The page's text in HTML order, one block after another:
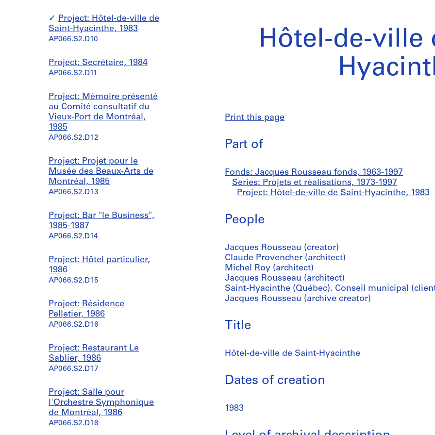
Project: Hôtel-de-ville de
Saint-Hyacinthe, 1983
AP066.S2.D10
Project: Secrétaire, 1984
AP066.S2.D11
Project: Mémoire présenté
au Comité consultatif du
Vieux-Port de Montréal,
1985
AP066.S2.D12
Project: Projet pour le
Musée des Beaux-Arts de
Montréal, 1985
AP066.S2.D13
Project: Bar "le Business",
1985-1987
AP066.S2.D14
Project: Hôtel particulier,
1986
AP066.S2.D15
Project: Résidence
Pelletier, 1986
AP066.S2.D16
Project: Restaurant Le
Sablier, 1986
AP066.S2.D17
Project: Salle pour
l'Orchestre Symphonique
de Montréal, 1986
AP066.S2.D18
Hôtel-de-ville
Print this page
Part of
Fonds: Jacques Rousseau fonds, 1963-1997
Series: Projets et réalisations, 1973-1997
Project: Hôtel-de-ville de Saint-Hyacinthe, 1983
People
Jacques Rousseau (creator)
Claude Provencher (architect)
Michel Roy (architect)
Jacques Rousseau (architect)
Saint-Hyacinthe (Québec). Conseil municipal
Jacques Rousseau (archive creator)
Title
Hôtel-de-ville de Saint-Hyacinthe
Dates of creation
1983